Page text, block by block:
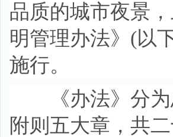
品质的城市夜景
明管理办法》(以
施行。
《办法》分为
附则五大章，共二